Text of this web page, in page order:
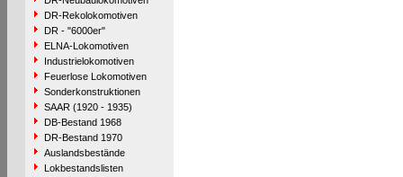
DR-Rekolokomotiven
DR - "6000er"
ELNA-Lokomotiven
Industrielokomotiven
Feuerlose Lokomotiven
Sonderkonstruktionen
SAAR (1920 - 1935)
DB-Bestand 1968
DR-Bestand 1970
Auslandsbestände
Lokbestandslisten